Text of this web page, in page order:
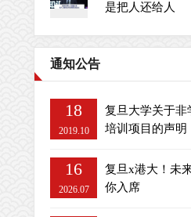
是把人还给人
通知公告
18
2019.10
复旦大学关于非
培训项目的声明
16
2026.07
复旦x港大！未
你入席